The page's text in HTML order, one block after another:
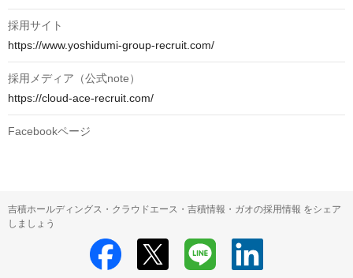
採用サイト
https://www.yoshidumi-group-recruit.com/
採用メディア（公式note）
https://cloud-ace-recruit.com/
Facebookページ
吉積ホールディングス・クラウドエース・吉積情報・ガオの採用情報 をシェア
しましょう